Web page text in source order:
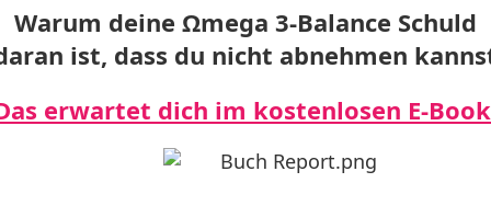
Warum deine Ωmega 3-Balance Schuld
ist, dass du nicht abnehmen
erwartet dich im kostenlosen E-